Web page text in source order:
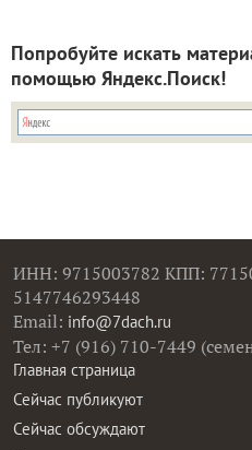
Попробуйте искать
помощью Яндекс.Поиск!
ИНН: 9715003782 КПП:
5147746293448
Email: info@7dach.ru
Тел: +7 (916) 710-7449
Главная страница
Сейчас публикуют
Сейчас обсуждают